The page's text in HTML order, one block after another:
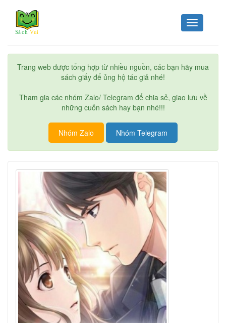
Toggle
navigation
Trang web được tổng hợp từ nhiều nguồn, các bạn hãy mua
sách giấy để ủng hộ tác giả nhé!
Tham gia các nhóm Zalo/ Telegram để chia sẻ, giao lưu về
những cuốn sách hay bạn nhé!!!
Nhóm Zalo Nhóm Telegram